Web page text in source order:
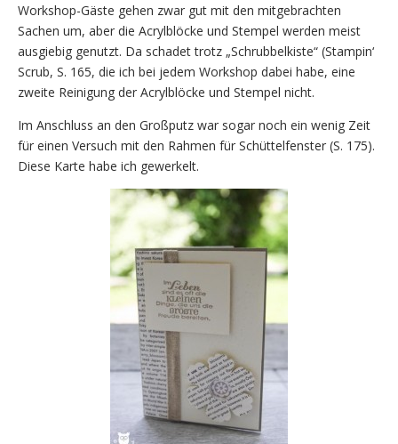
Workshop-Gäste gehen zwar gut mit den mitgebrachten
Sachen um, aber die Acrylblöcke und Stempel werden meist
ausgiebig genutzt. Da schadet trotz „Schrubbelkiste“ (Stampin‘
Scrub, S. 165, die ich bei jedem Workshop dabei habe, eine
zweite Reinigung der Acrylblöcke und Stempel nicht.
Im Anschluss an den Großputz war sogar noch ein wenig Zeit
für einen Versuch mit den Rahmen für Schüttelfenster (S. 175).
Diese Karte habe ich gewerkelt.